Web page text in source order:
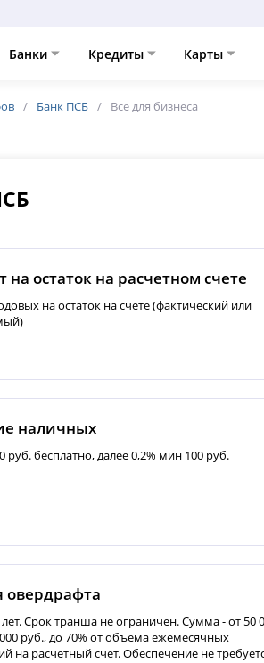
Банки Кредиты Карты
Банк ПСБ Все для бизнеса
на остаток на расчетном счете
на остаток на счете (фактический или
наличных
руб. бесплатно, далее 0,2% мин 100 руб.
овердрафта
Срок транша не ограничен. Сумма - от 50
руб., до 70% от объема ежемесячных
на расчетный счет. Обеспечение не